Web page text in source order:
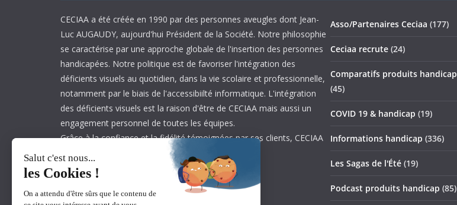
CECIAA a été créée en 1990 par des personnes aveugles dont Jean-
Luc AUGAUDY, aujourd'hui Président de la Société. Notre philosophie
se caractérise par une approche globale de l'insertion des personnes
handicapées. Notre politique est de favoriser l'intégration des
déficients visuels au quotidien, dans la vie scolaire et professionnelle,
notamment par le biais de l'accessibiilté informatique. L'intégration
des déficients visuels est la raison d'être de CECIAA mais aussi un
engagement personnel de toutes les équipes.
Grâce à la confiance et la fidélité témoignées par ses clients, CECIAA
est aujourd’hui leader sur son marché.
Asso/Partenaires Ceciaa (177)
Ceciaa recrute (24)
Comparatifs produits handicap
(45)
COVID 19 & handicap (19)
Informations handicap (336)
Les Sagas de l'Été (19)
Podcast produits handicap (85)